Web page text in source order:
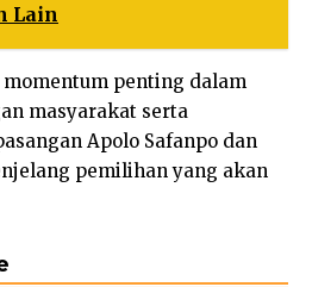
Lain
penting dalam
masyarakat serta
Apolo Safanpo dan
pemilihan yang akan